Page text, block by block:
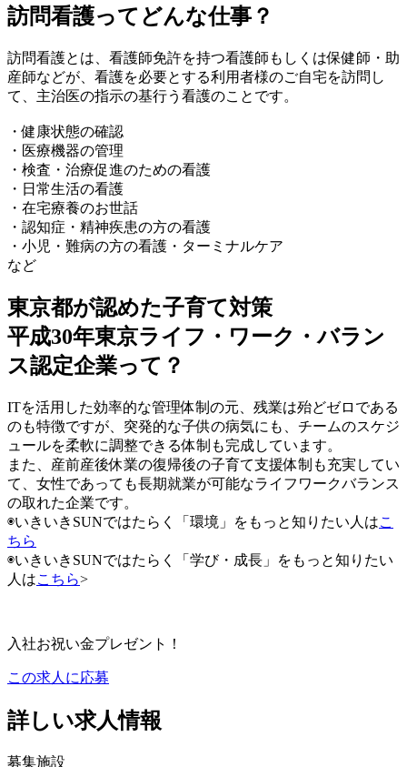
訪問看護ってどんな仕事？
訪問看護とは、看護師免許を持つ看護師もしくは保健師・助
産師などが、看護を必要とする利用者様のご自宅を訪問し
て、主治医の指示の基行う看護のことです。
・健康状態の確認
・医療機器の管理
・検査・治療促進のための看護
・日常生活の看護
・在宅療養のお世話
・認知症・精神疾患の方の看護
・小児・難病の方の看護・ターミナルケア
など
東京都が認めた子育て対策
平成30年東京ライフ・ワーク・バラン
ス認定企業って？
ITを活用した効率的な管理体制の元、残業は殆どゼロである
のも特徴ですが、突発的な子供の病気にも、チームのスケジ
ュールを柔軟に調整できる体制も完成しています。
また、産前産後休業の復帰後の子育て支援体制も充実してい
て、女性であっても長期就業が可能なライフワークバランス
の取れた企業です。
◉いきいきSUNではたらく「環境」をもっと知りたい人はこ
ちら
◉いきいきSUNではたらく「学び・成長」をもっと知りたい
人はこちら>
入社お祝い金プレゼント！
この求人に応募
詳しい求人情報
募集施設